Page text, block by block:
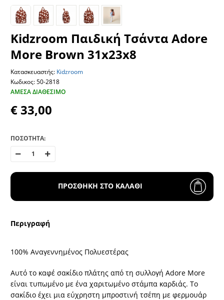
Kidzroom Παιδική Τσάντα Adore
More Brown 31x23x8
Κατασκευαστής: Kidzroom
Κωδικος: 50-2818
ΆΜΕΣΑ ΔΙΑΘΈΣΙΜΟ
€ 33,00
ΠΟΣΟΤΗΤΑ:
ΠΡΟΣΘΗΚΗ ΣΤΟ ΚΑΛΑΘΙ
Περιγραφή
100% Αναγεννημένος Πολυεστέρας
Αυτό το καφέ σακίδιο πλάτης από τη συλλογή Adore More
είναι τυπωμένο με ένα χαριτωμένο στάμπα καρδιάς. Το
σακίδιο έχει μια εύχρηστη μπροστινή τσέπη με φερμουάρ